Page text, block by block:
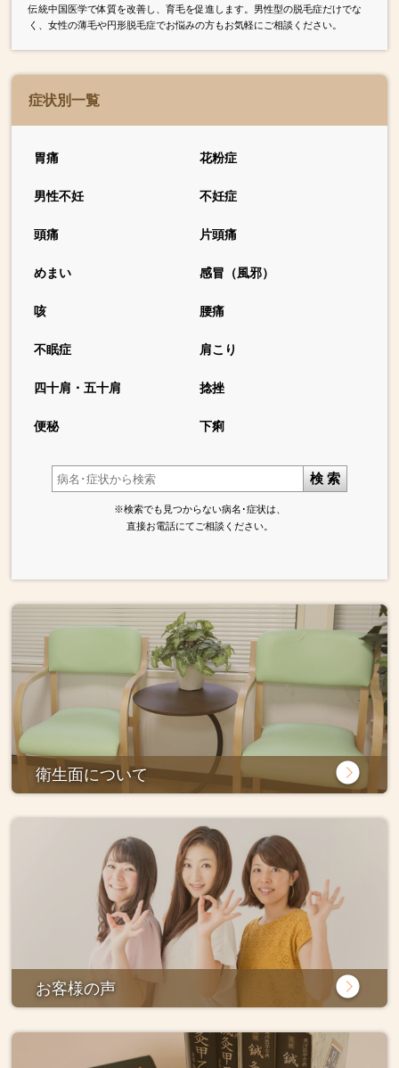
伝統中国医学で体質を改善し、育毛を促進します。男性型の脱毛症だけでな
く、女性の薄毛や円形脱毛症でお悩みの方もお気軽にご相談ください。
症状別一覧
胃痛 花粉症
男性不妊 不妊症
頭痛 片頭痛
めまい 感冒（風邪）
咳 腰痛
不眠症 肩こり
四十肩・五十肩 捻挫
便秘 下痢
検 索
※検索でも見つからない病名･症状は、
直接お電話にてご相談ください。
衛生面について
お客様の声